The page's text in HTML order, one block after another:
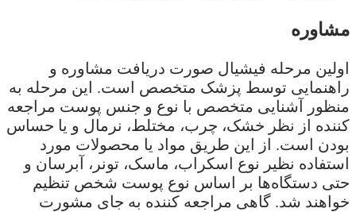
مشاوره
اولین مرحله فیشیال صورت دریافت مشاوره و
راهنمایی توسط پزشک متخصص است. این مرحله به
منظور آشنایی متخصص با نوع و جنس پوست مراجعه
کننده از نظر خشک، چرب، مختلط، نرمال و یا حساس
بودن است. از این طریق مواد یا محصولات مورد
استفاده نظیر نوع اسکراب، ماسک، تونر، آبرسان و
حتی دستگاه‌ها بر اساس نوع پوست شخص تنظیم
خواهند شد. گاهی مراجعه کننده به جای مشورت